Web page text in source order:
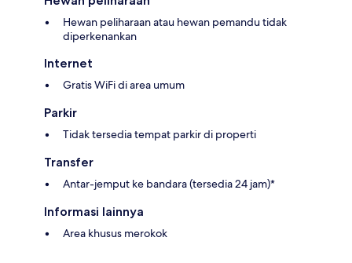
Hewan peliharaan atau hewan pemandu tidak
diperkenankan
Internet
Gratis WiFi di area umum
Parkir
Tidak tersedia tempat parkir di properti
Transfer
Antar-jemput ke bandara (tersedia 24 jam)*
Informasi lainnya
Area khusus merokok